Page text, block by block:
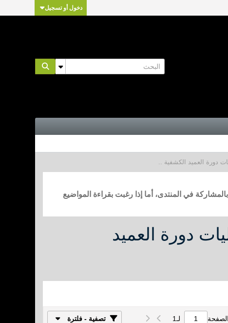
دخول أو تسجيل
في المنتدى، أما إذا رغبت بقراءة المواضيع
دورة العميد
الصفحة لـ1 تصفية - فلترة